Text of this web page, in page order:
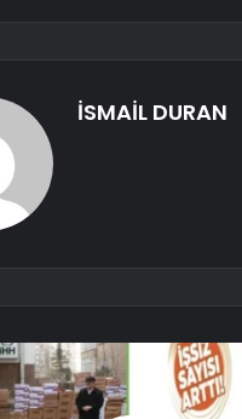
İSMAİL DURAN